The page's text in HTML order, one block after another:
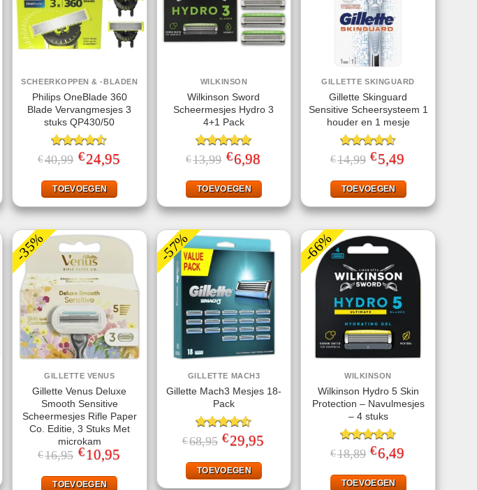
SCHEERKOPPEN & -BLADEN
Philips OneBlade 360
Blade Vervangmesjes 3
stuks QP430/50
Gewaardeerd
4.50uit 5
€40,99 Oorspronkelijke
prijs
€40,99.
€24,95prijs
TOEVOEGEN
WILKINSON
Wilkinson Sword
Scheermesjes Hydro 3
4+1 Pack
Gewaardeerd
5.00 uit 5
€13,99 Oorspronkelijke
prijs
€13,99.
€6,98Huidige
prijs
€6,98.
TOEVOEGEN
GILLETTE SKINGUARD
Gillette Skinguard
Sensitive Scheersysteem 1
houder en 1 mesje
Gewaardeerd
4.60 uit 5
€14,99 Oorspronkelijke
prijs
€14,99.
€5,49
€5,49.
TOEVOEGEN
-35%
GILLETTE VENUS
Gillette Venus Deluxe
Smooth Sensitive
Scheermesjes Rifle Paper
Co. Editie, 3 Stuks Met
microkam
€16,95 Oorspronkelijke
prijs
€16,95.
€ 10,95prijs
TOEVOEGEN
-57%
GILLETTE MACH3
Gillette Mach3 Mesjes 18-
Pack
Gewaardeerd
4.50uit 5
€68,95 Oorspronkelijke
prijs
€68,95.
€29,95
TOEVOEGEN
-66%
WILKINSON
Wilkinson Hydro 5 Skin
Protection – Navulmesjes
– 4 stuks
Gewaardeerd
4.67uit 5
€18,89 Oorspronkelijke
prijs
€18,89.
€6,49
€6,49.
TOEVOEGEN